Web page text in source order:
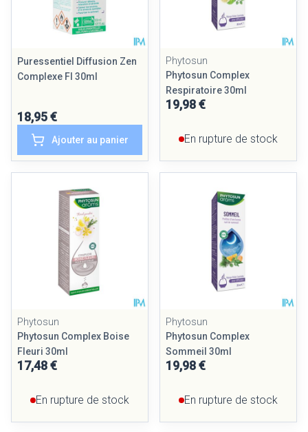
Puressentiel Diffusion Zen
Complexe Fl 30ml
18,95 €
Ajouter au panier
Phytosun
Phytosun Complex
Respiratoire 30ml
19,98 €
En rupture de stock
Phytosun
Phytosun Complex Boise
Fleuri 30ml
17,48 €
En rupture de stock
Phytosun
Phytosun Complex
Sommeil 30ml
19,98 €
En rupture de stock